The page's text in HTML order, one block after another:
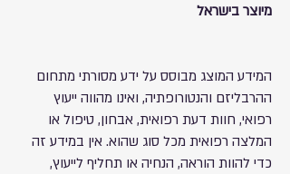
מיוצר בישראל
המידע המוצג מבוסס על ידע מסורתי מתחום
ההרבליזם והנטורופתיה, ואינו מהווה ייעוץ
רפואי, חוות דעת רפואית, אבחון, טיפול או
המלצה רפואית מכל סוג שהוא. אין במידע זה
כדי להוות הוראה, הנחיה או תחליף לייעוץ,